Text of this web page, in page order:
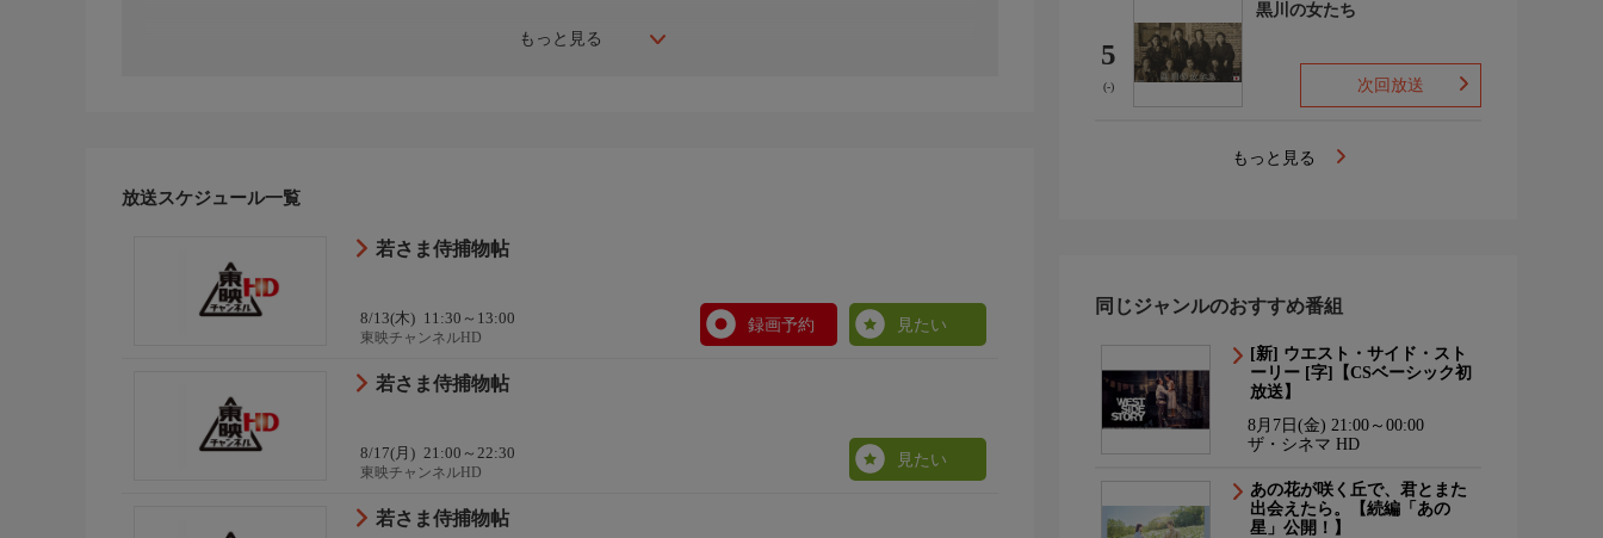
もっと見る
放送スケジュール一覧
若さま侍捕物帖
8/13(木) 11:30～13:00
東映チャンネルHD
録画予約 見たい
若さま侍捕物帖
8/17(月) 21:00～22:30
東映チャンネルHD
見たい
若さま侍捕物帖
5
(-)
黒川の女たち
次回放送
もっと見る
同じジャンルのおすすめ番組
[新] ウエスト・サイド・スト
ーリー [字]【CSベーシック初
放送】
8月7日(金) 21:00～00:00
ザ・シネマ HD
あの花が咲く丘で、君とまた
出会えたら。【続編「あの
星」公開！】